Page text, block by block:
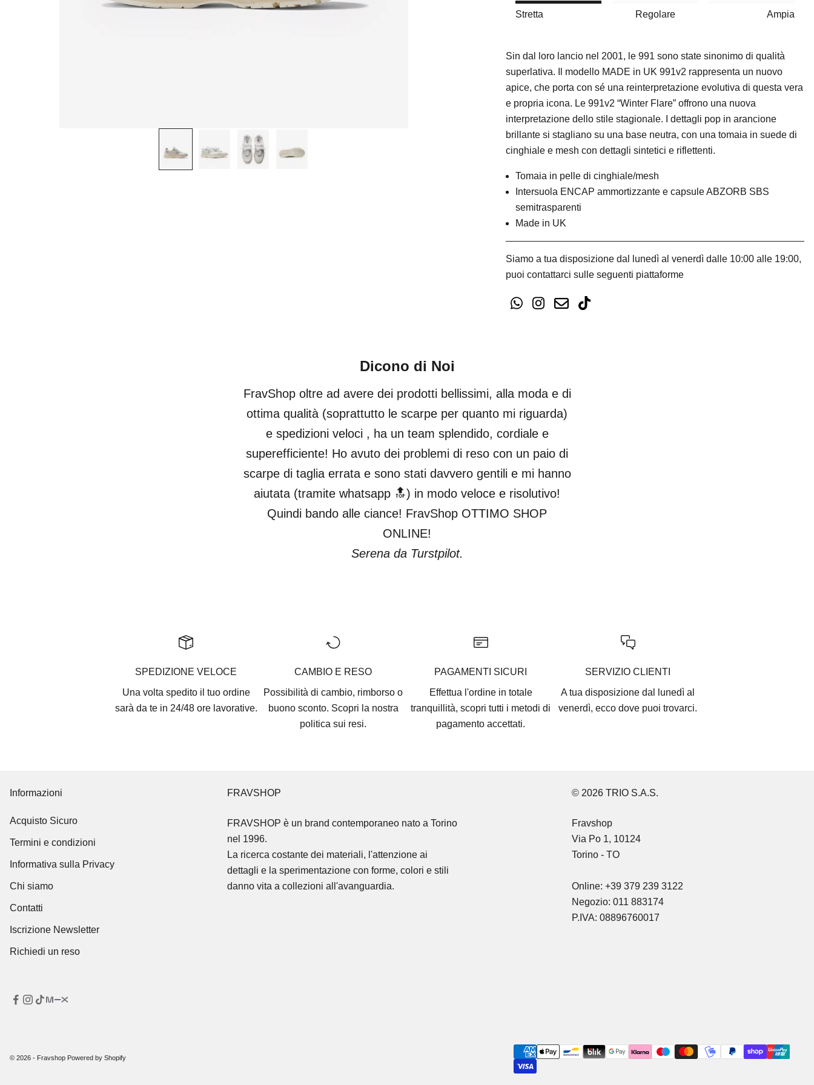
Stretta Regolare Ampia
Sin dal loro lancio nel 2001, le 991 sono state sinonimo di qualità
superlativa. Il modello MADE in UK 991v2 rappresenta un nuovo
apice, che porta con sé una reinterpretazione evolutiva di questa vera
e propria icona. Le 991v2 “Winter Flare” offrono una nuova
interpretazione dello stile stagionale. I dettagli pop in arancione
brillante si stagliano su una base neutra, con una tomaia in suede di
cinghiale e mesh con dettagli sintetici e riflettenti.
Tomaia in pelle di cinghiale/mesh
Intersuola ENCAP ammortizzante e capsule ABZORB SBS
semitrasparenti
Made in UK
Siamo a tua disposizione dal lunedì al venerdì dalle 10:00 alle 19:00,
puoi contattarci sulle seguenti piattaforme
Dicono di Noi
FravShop oltre ad avere dei prodotti bellissimi, alla moda e di
ottima qualità (soprattutto le scarpe per quanto mi riguarda)
e spedizioni veloci , ha un team splendido, cordiale e
superefficiente! Ho avuto dei problemi di reso con un paio di
scarpe di taglia errata e sono stati davvero gentili e mi hanno
aiutata (tramite whatsapp 🔝) in modo veloce e risolutivo!
Quindi bando alle ciance! FravShop OTTIMO SHOP
ONLINE!
Serena da Turstpilot.
SPEDIZIONE VELOCE
Una volta spedito il tuo ordine
sarà da te in 24/48 ore lavorative.
CAMBIO E RESO
Possibilità di cambio, rimborso o
buono sconto. Scopri la nostra
politica sui resi.
PAGAMENTI SICURI
Effettua l'ordine in totale
tranquillità, scopri tutti i metodi di
pagamento accettati.
SERVIZIO CLIENTI
A tua disposizione dal lunedì al
venerdì, eccodove puoi trovarci.
Informazioni
Acquisto Sicuro
Termini e condizioni
Informativa sulla Privacy
Chi siamo
Contatti
Iscrizione Newsletter
Richiedi un reso
FRAVSHOP
FRAVSHOP è un brand contemporaneo nato a Torino
nel 1996.
La ricerca costante dei materiali, l'attenzione ai
dettagli e la sperimentazione con forme, colori e stili
danno vita a collezioni all'avanguardia.
© 2026 TRIO S.A.S.
Fravshop
Via Po 1, 10124
Torino - TO
Online: +39 379 239 3122
Negozio: 011 883174
P.IVA: 08896760017
© 2026 - Fravshop Powered by Shopify